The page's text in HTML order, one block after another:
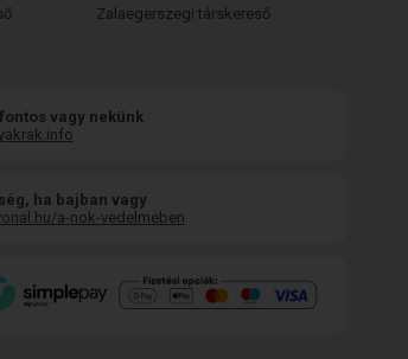
Zalaegerszegi társkereső
vagy nekünk
ha bajban vagy
a-nok-vedelmeben